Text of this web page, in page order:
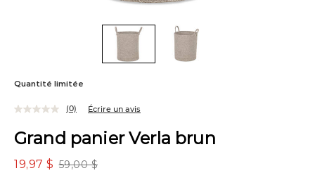
Quantité limitée
Grand panier Verla brun
59,00 $
19,97 $
(0) Écrire un avis